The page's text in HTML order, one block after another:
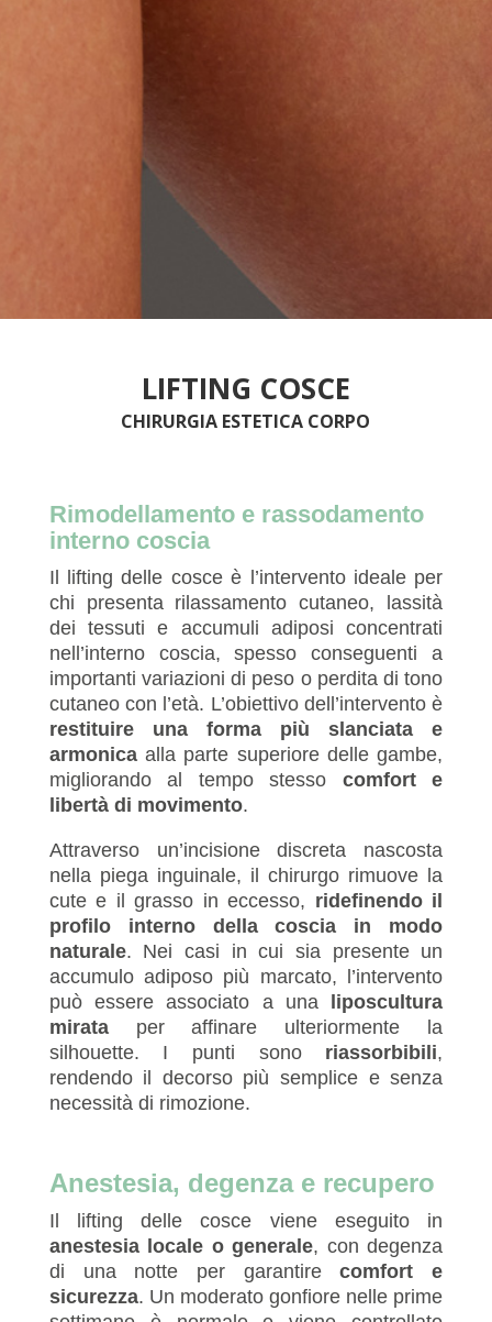
LIFTING COSCE
CHIRURGIA ESTETICA CORPO
Rimodellamento e rassodamento
interno coscia
Il lifting delle cosce è l’intervento ideale per
chi presenta rilassamento cutaneo, lassità
dei tessuti e accumuli adiposi concentrati
nell’interno coscia, spesso conseguenti a
importanti variazioni di peso o perdita di tono
cutaneo con l’età. L’obiettivo dell’intervento è
restituire una forma più slanciata e
armonicaalla parte superiore delle gambe,
migliorando al tempo stesso comfort e
libertà di movimento.
Attraverso un’incisione discreta nascosta
nella piega inguinale, il chirurgo rimuove la
cute e il grasso in eccesso, ridefinendo il
profilo interno della coscia in modo
naturale. Nei casi in cui sia presente un
accumulo adiposo più marcato, l’intervento
può essere associato a una liposcultura
mirataper affinare ulteriormente la
silhouette. I punti sono riassorbibili,
rendendo il decorso più semplice e senza
necessità di rimozione.
Anestesia, degenza e recupero
Il lifting delle cosce viene eseguito in
anestesia locale o generale, con degenza
di una notte per garantirecomfort e
sicurezza. Un moderato gonfiore nelle prime